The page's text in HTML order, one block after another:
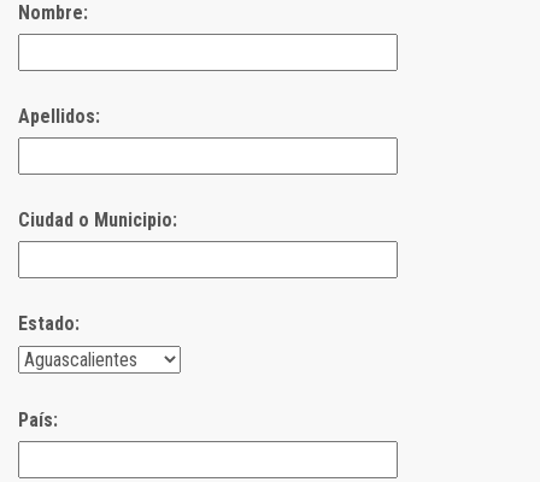
Nombre:
Apellidos:
Ciudad o Municipio:
Estado:
País: